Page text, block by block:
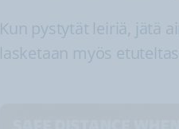
Kun pystytät leiriä, jätä
lasketaan myös